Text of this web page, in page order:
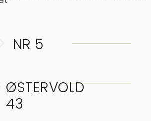
NR 5
ØSTERVOLD
43